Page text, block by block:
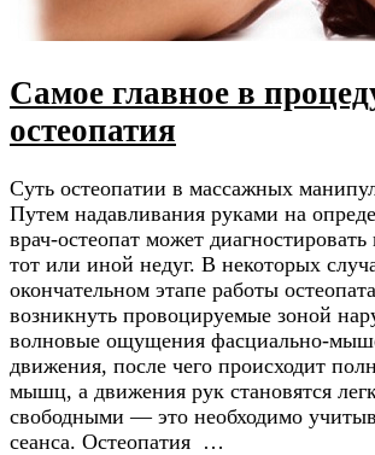
Самое главное в
остеопатия
Суть остеопатии в массажных
Путем надавливания руками на
врач-остеопат может
тот или иной недуг. В некоторых
окончательном этапе работы
возникнуть провоцируемые зоной
волновые ощущения фасциально-
движения, после чего происходит
мышц, а движения рук становятся
свободными — это необходимо
сеанса. Остеопатия …